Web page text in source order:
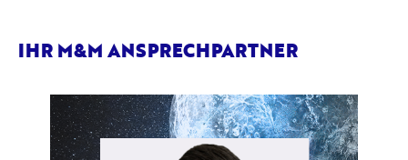
IHR M&M ANSPRECHPARTNER